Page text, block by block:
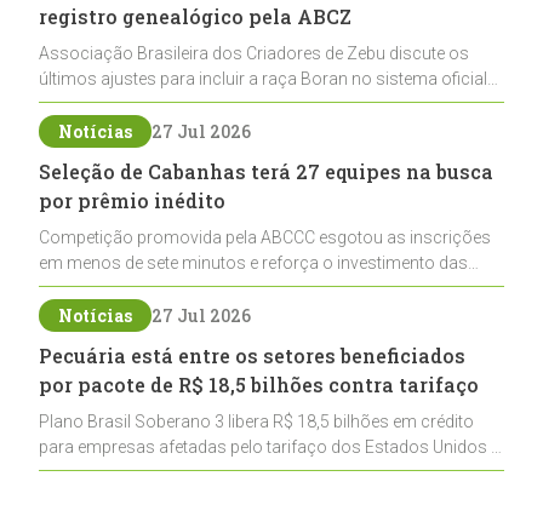
registro genealógico pela ABCZ
Associação Brasileira dos Criadores de Zebu discute os
últimos ajustes para incluir a raça Boran no sistema oficial
de registros, abrindo caminho para sua expansão na
pecuária nacional
Notícias 27 Jul 2026
Seleção de Cabanhas terá 27 equipes na busca
por prêmio inédito
Competição promovida pela ABCCC esgotou as inscrições
em menos de sete minutos e reforça o investimento das
cabanhas na seleção genética de Cavalos Crioulos voltados
ao laço
Notícias 27 Jul 2026
Pecuária está entre os setores beneficiados
por pacote de R$ 18,5 bilhões contra tarifaço
Plano Brasil Soberano 3 libera R$ 18,5 bilhões em crédito
para empresas afetadas pelo tarifaço dos Estados Unidos e
inclui a pecuária entre os setores estratégicos